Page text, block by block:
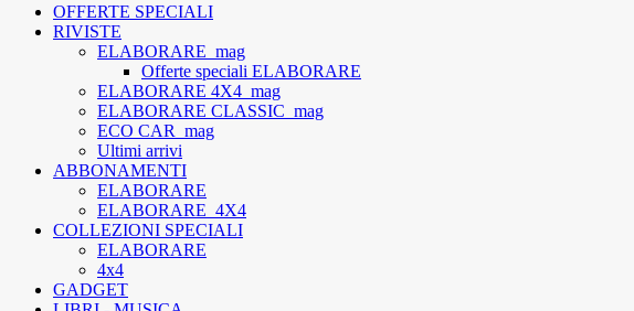
OFFERTE SPECIALI
RIVISTE
ELABORARE_mag
Offerte speciali ELABORARE
ELABORARE 4X4_mag
ELABORARE CLASSIC_mag
ECO CAR_mag
Ultimi arrivi
ABBONAMENTI
ELABORARE
ELABORARE_4X4
COLLEZIONI SPECIALI
ELABORARE
4x4
GADGET